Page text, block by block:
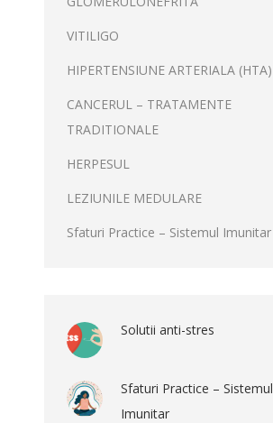
VITILIGO
HIPERTENSIUNE ARTERIALA (HTA)
CANCERUL – TRATAMENTE
TRADITIONALE
HERPESUL
LEZIUNILE MEDULARE
Sfaturi Practice – Sistemul Imunitar
Solutii anti-stres
Sfaturi Practice – Sistemul
Imunitar